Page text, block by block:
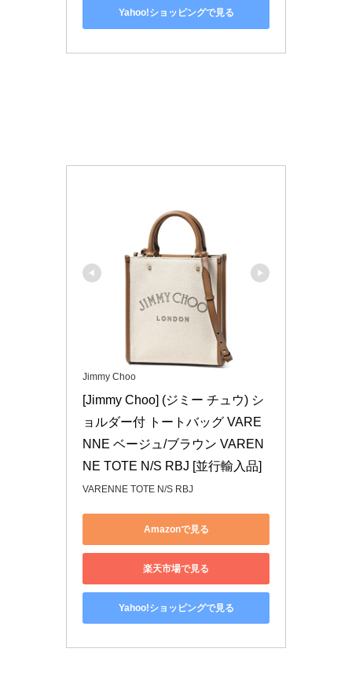
Yahoo!ショッピングで見る
Jimmy Choo
[Jimmy Choo] (ジミー チュウ) シ
ョルダー付 トートバッグ VARE
NNE ベージュ/ブラウン VAREN
NE TOTE N/S RBJ [並行輸入品]
VARENNE TOTE N/S RBJ
Amazonで見る
楽天市場で見る
Yahoo!ショッピングで見る